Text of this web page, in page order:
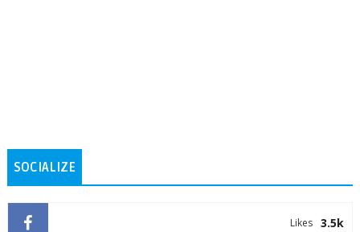
SOCIALIZE
3.5k
Likes